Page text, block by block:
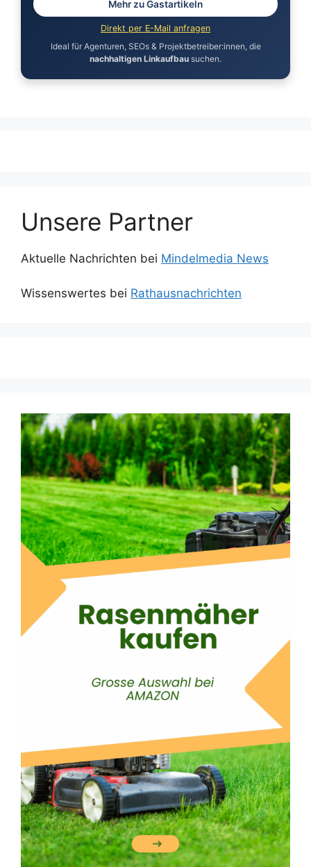
Mehr zu Gastartikeln
Direkt per E-Mail anfragen
Ideal für Agenturen, SEOs & Projektbetreiber:innen, die
nachhaltigen Linkaufbau suchen.
Unsere Partner
Aktuelle Nachrichten bei Mindelmedia News
Wissenswertes bei Rathausnachrichten